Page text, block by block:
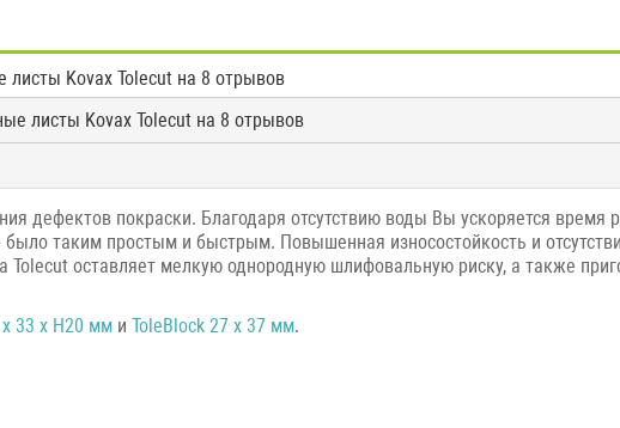
Kovax Tolecut на 8 отрывов
листы Kovax Tolecut на 8 отрывов
дефектов покраски. Благодаря отсутствию воды Вы ускоряется
таким простым и быстрым. Повышенная износостойкость и
Tolecut оставляет мелкую однородную шлифовальную риску, а также
x 33 x H20 мм и ToleBlock 27 х 37 мм.